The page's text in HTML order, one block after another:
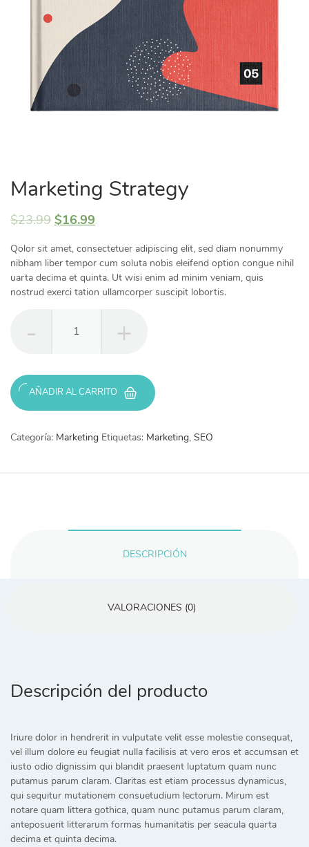
Marketing Strategy
$23.99 $16.99
Qolor sit amet, consectetuer adipiscing elit, sed diam nonummy
nibham liber tempor cum soluta nobis eleifend option congue nihil
uarta decima et quinta. Ut wisi enim ad minim veniam, quis
nostrud exerci tation ullamcorper suscipit lobortis.
Strategy
AÑADIR AL CARRITO
Categoría: Marketing Etiquetas: Marketing, SEO
DESCRIPCIÓN
VALORACIONES (0)
Descripción del producto
Iriure dolor in hendrerit in vulputate velit esse molestie consequat,
vel illum dolore eu feugiat nulla facilisis at vero eros et accumsan et
iusto odio dignissim qui blandit praesent luptatum quam nunc
putamus parum claram. Claritas est etiam processus dynamicus,
qui sequitur mutationem consuetudium lectorum. Mirum est
notare quam littera gothica, quam nunc putamus parum claram,
anteposuerit litterarum formas humanitatis per seacula quarta
decima et quinta decima.